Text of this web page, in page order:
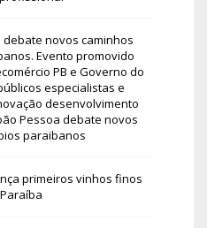
debate novos caminhos
Evento promovido
PB e Governo do
especialistas e
desenvolvimento
Pessoa debate novos
paraibanos
primeiros vinhos finos